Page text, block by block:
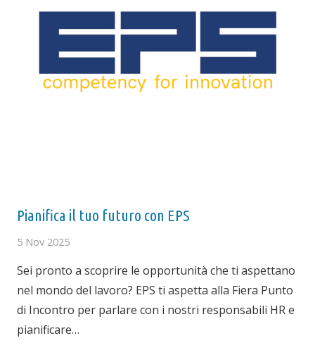
Pianifica il tuo futuro con EPS
5 Nov 2025
Sei pronto a scoprire le opportunità che ti aspettano
nel mondo del lavoro? EPS ti aspetta alla Fiera Punto
di Incontro per parlare con i nostri responsabili HR e
pianificare…